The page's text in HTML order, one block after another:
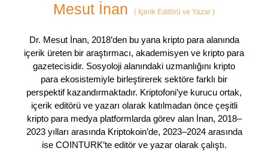
Mesut İnan ( İçerik Editörü ve Yazar )
Dr. Mesut İnan, 2018’den bu yana kripto para alanında
içerik üreten bir araştırmacı, akademisyen ve kripto para
gazetecisidir. Sosyoloji alanındaki uzmanlığını kripto
para ekosistemiyle birleştirerek sektöre farklı bir
perspektif kazandırmaktadır. Kriptofoni’ye kurucu ortak,
içerik editörü ve yazarı olarak katılmadan önce çeşitli
kripto para medya platformlarda görev alan İnan, 2018–
2023 yılları arasında Kriptokoin’de, 2023–2024 arasında
ise COINTURK’te editör ve yazar olarak çalıştı.